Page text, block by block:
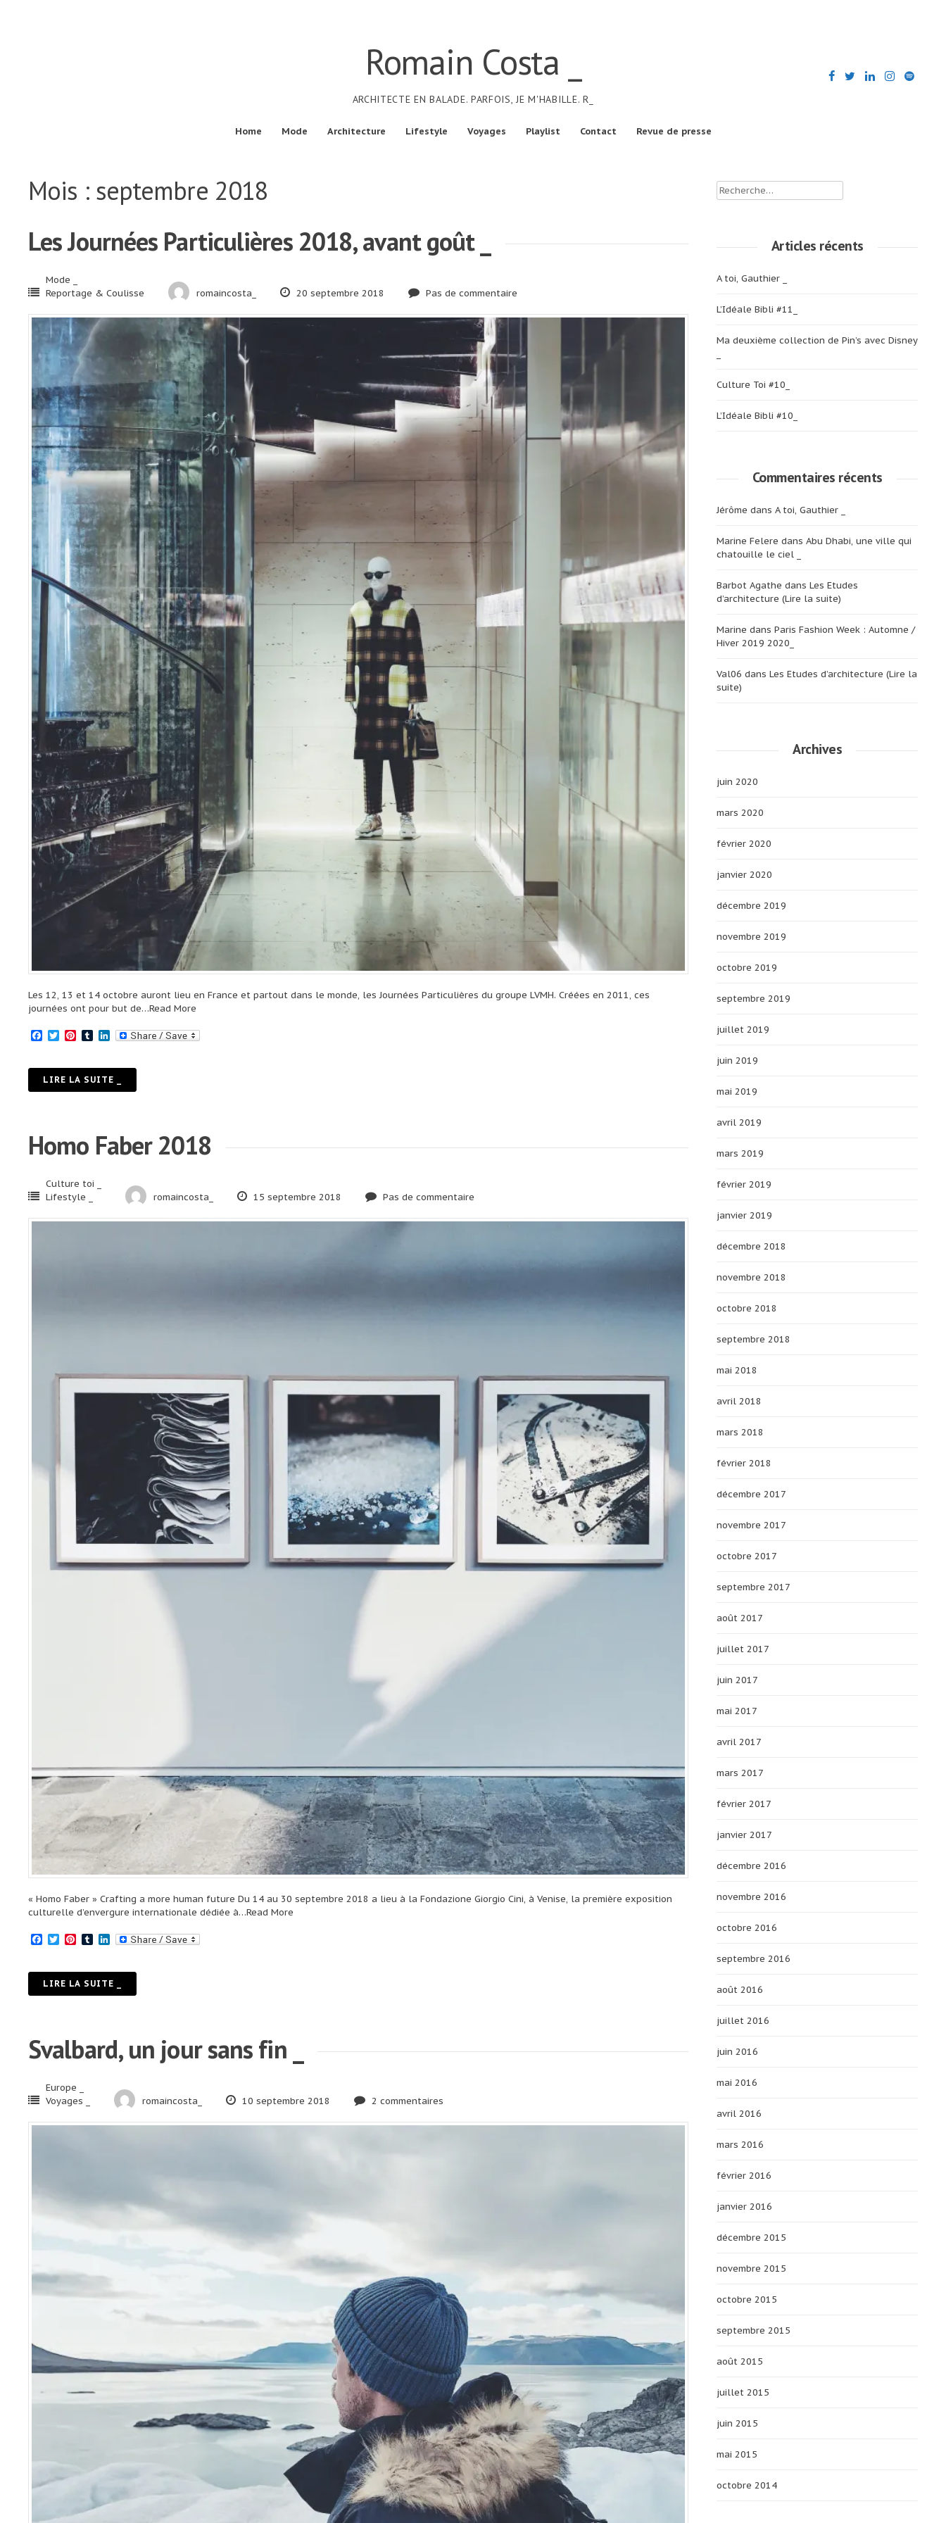
Romain Costa _
ARCHITECTE EN BALADE. PARFOIS, JE M'HABILLE. R_
Home Mode Architecture Lifestyle Voyages Playlist Contact Revue de presse
Mois : septembre 2018
Les Journées Particulières 2018, avant goût _
Mode _
Reportage & Coulisse
romaincosta_ 20 septembre 2018 Pas de commentaire
Les 12, 13 et 14 octobre auront lieu en France et partout dans le monde, les Journées Particulières du groupe LVMH. Créées en 2011, ces
journées ont pour but de…Read More
Facebook
TwitterPinterest
TumblrLinkedIn
LIRE LA SUITE _
Homo Faber 2018
Culture toi _
Lifestyle _
romaincosta_ 15 septembre 2018 Pas de commentaire
« Homo Faber » Crafting a more human future Du 14 au 30 septembre 2018 a lieu à la Fondazione Giorgio Cini, à Venise, la première exposition
culturelle d’envergure internationale dédiée à…Read More
Facebook
TwitterPinterest
TumblrLinkedIn
LIRE LA SUITE _
Svalbard, un jour sans fin _
Europe _
Voyages _
romaincosta_ 10 septembre 2018 2 commentaires
Rechercher :
Articles récents
A toi, Gauthier _
L’Idéale Bibli #11_
Ma deuxième collection de Pin’s avec Disney
Culture Toi #10_
L’Idéale Bibli #10_
Commentaires récents
Jérôme dans A toi, Gauthier _
Marine Felere dans Abu Dhabi, une ville qui
chatouille le ciel _
Barbot Agathe dans Les Etudes
d’architecture (Lire la suite)
Marine dans Paris Fashion Week : Automne /
Hiver 2019 2020_
Val06 dans Les Etudes d’architecture (Lire la
suite)
Archives
juin 2020
mars 2020
février 2020
janvier 2020
décembre 2019
novembre 2019
octobre 2019
septembre 2019
juillet 2019
juin 2019
mai 2019
avril 2019
mars 2019
février 2019
janvier 2019
décembre 2018
novembre 2018
octobre 2018
septembre 2018
mai 2018
avril 2018
mars 2018
février 2018
décembre 2017
novembre 2017
octobre 2017
septembre 2017
août 2017
juillet 2017
juin 2017
mai 2017
avril 2017
mars 2017
février 2017
janvier 2017
décembre 2016
novembre 2016
octobre 2016
septembre 2016
août 2016
juillet 2016
juin 2016
mai 2016
avril 2016
mars 2016
février 2016
janvier 2016
décembre 2015
novembre 2015
octobre 2015
septembre 2015
août 2015
juillet 2015
juin 2015
mai 2015
octobre 2014